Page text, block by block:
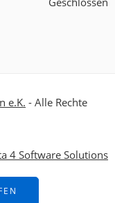
e.K. - Alle Rechte
4 Software Solutions